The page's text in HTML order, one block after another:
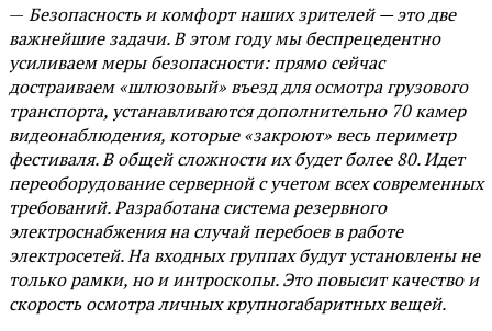
— Безопасность и комфорт наших зрителей — это две
важнейшие задачи. В этом году мы беспрецедентно
усиливаем меры безопасности: прямо сейчас
достраиваем «шлюзовый» въезд для осмотра грузового
транспорта, устанавливаются дополнительно 70 камер
видеонаблюдения, которые «закроют» весь периметр
фестиваля. В общей сложности их будет более 80. Идет
переоборудование серверной с учетом всех современных
требований. Разработана система резервного
электроснабжения на случай перебоев в работе
электросетей. На входных группах будут установлены не
только рамки, но и интроскопы. Это повысит качество и
скорость осмотра личных крупногабаритных вещей.